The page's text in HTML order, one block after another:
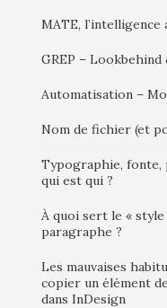
MATE,
GREP – Lookbehind
Automatisation –
Nom de fichier (et
Typographie, fonte,
qui est qui ?
À quoi sert le « style
paragraphe ?
Les mauvaises
copier un élément
dans InDesign